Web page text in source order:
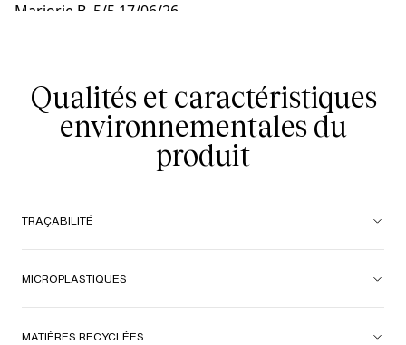
Marjorie B. 5/5 17/06/26
Qualités et caractéristiques
environnementales du
produit
TRAÇABILITÉ
MICROPLASTIQUES
MATIÈRES RECYCLÉES